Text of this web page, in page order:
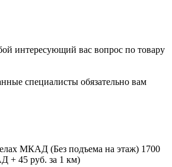
интересующий вас вопрос по товару
специалисты обязательно вам
МКАД (Без подъема на этаж) 1700
+ 45 руб. за 1 км)